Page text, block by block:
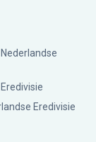
Eredivisie